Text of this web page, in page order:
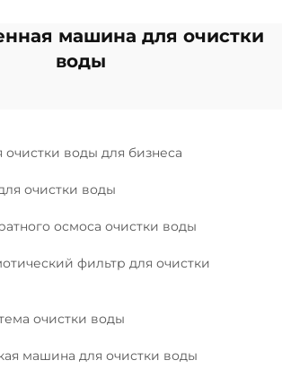
машина для очистки
воды
воды для бизнеса
очистки воды
осмоса очистки воды
фильтр для очистки
очистки воды
машина для очистки воды